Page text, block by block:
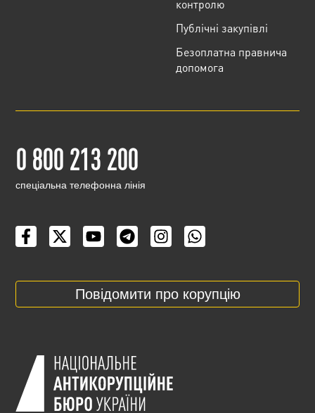
контролю
Публічні закупівлі
Безоплатна правнича
допомога
0 800 213 200
cпеціальна телефонна лінія
Повідомити про корупцію